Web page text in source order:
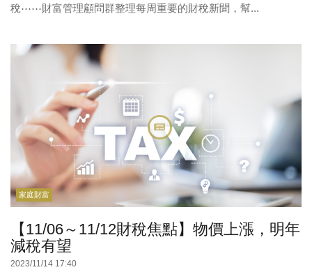
稅⋯⋯財富管理顧問群整理每周重要的財稅新聞，幫...
家庭財富
【11/06～11/12財稅焦點】物價上漲，明年
減稅有望
2023/11/14 17:40